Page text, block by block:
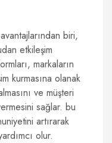
biri,
etkileşim
markaların
kurmasına olanak
ve müşteri
sağlar. bu
artırarak
olur.